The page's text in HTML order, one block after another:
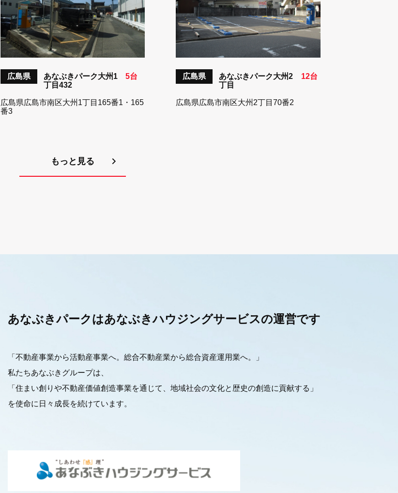
広島県
あなぶきパーク大州1
丁目432
5台
広島県広島市南区大州1丁目165番1・165
番3
広島県
あなぶきパーク大州2
丁目
12台
広島県広島市南区大州2丁目70番2
もっと見る
あなぶきパークはあなぶきハウジングサービスの運営です
「不動産事業から活動産事業へ。総合不動産業から総合資産運用業へ。」
私たちあなぶきグループは、
「住まい創りや不動産価値創造事業を通じて、地域社会の文化と歴史の創造に貢献する」
を使命に日々成長を続けています。